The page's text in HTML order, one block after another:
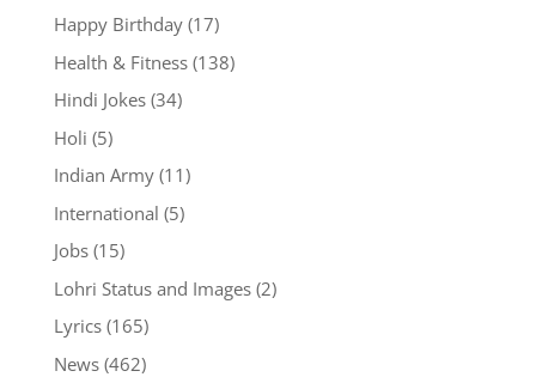
Happy Birthday(17)
Health & Fitness(138)
Hindi Jokes(34)
Holi (5)
Indian Army(11)
International (5)
Jobs(15)
Lohri Status and Images(2)
Lyrics(165)
News(462)